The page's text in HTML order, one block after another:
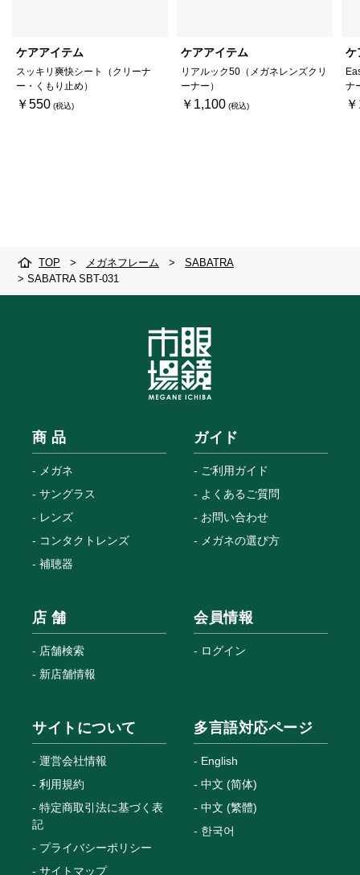
ケアアイテム
スッキリ爽快シート（クリーナ
ー・くもり止め）
￥550
ケアアイテム
リアルック50（メガネレンズクリ
ーナー）
￥1,100
ケ
ナ
TOP > メガネフレーム >
SABATRA
> SABATRA SBT-031
商 品
メガネ
サングラス
レンズ
コンタクトレンズ
補聴器
ガイド
ご利用ガイド
よくあるご質問
お問い合わせ
メガネの選び方
店 舗
店舗検索
新店舗情報
会員情報
ログイン
サイトについて
運営会社情報
利用規約
特定商取引法に基づく表
記
プライバシーポリシー
サイトマップ
多言語対応ページ
English
中文 (简体)
中文 (繁體)
한국어